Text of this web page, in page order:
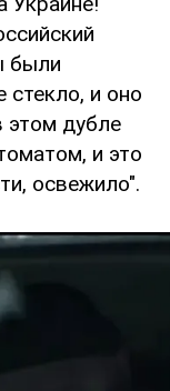
были
стекло, и оно
этом дубле
и это
освежило".